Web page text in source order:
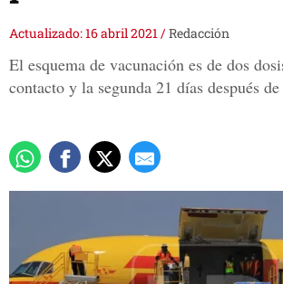
Actualizado: 16 abril 2021/Redacción
El esquema de vacunación es de dos
contacto y la segunda 21 días después